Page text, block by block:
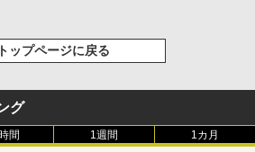
トップページに戻る
グ
間 1週間 1カ月